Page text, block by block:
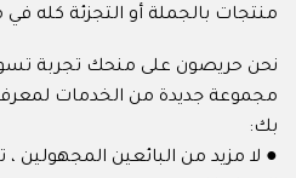
منتجات بالجملة أو التجزئة كله في
نحن حريصون على منحك تجربة تسوق
مجموعة جديدة من الخدمات
بك:
● لا مزيد من البائعين المجهولين